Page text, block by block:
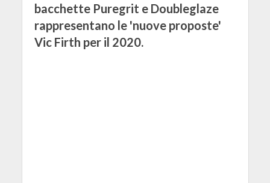
bacchette Puregrit e Doubleglaze
rappresentano le 'nuove proposte'
Vic Firth per il 2020.